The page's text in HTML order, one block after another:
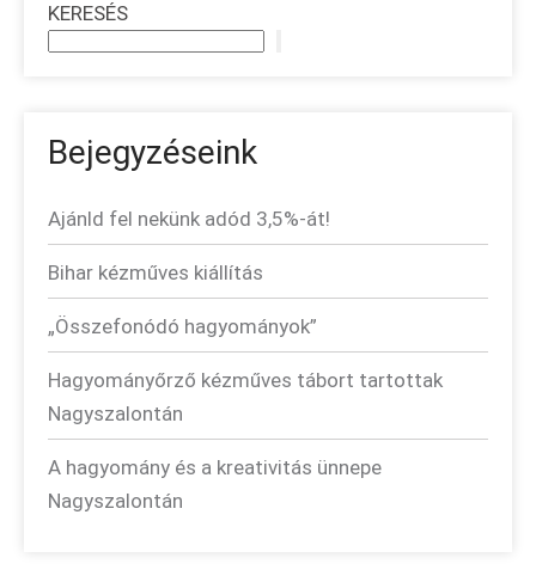
KERESÉS
Bejegyzéseink
Ajánld fel nekünk adód 3,5%-át!
Bihar kézműves kiállítás
„Összefonódó hagyományok”
Hagyományőrző kézműves tábort tartottak
Nagyszalontán
A hagyomány és a kreativitás ünnepe
Nagyszalontán